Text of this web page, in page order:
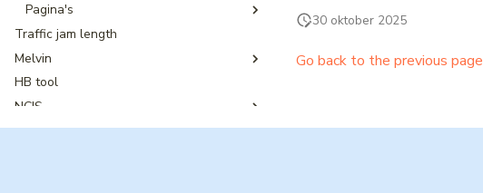
Pagina's
Locatieselectie trajecten
Traffic jam length
Melvin
Digitale Vooraankondiging
wegwerkzaamheden & evenementen
HB tool
NCIS
Webportaal
NWB
30 oktober 2025
Go back to the previous page